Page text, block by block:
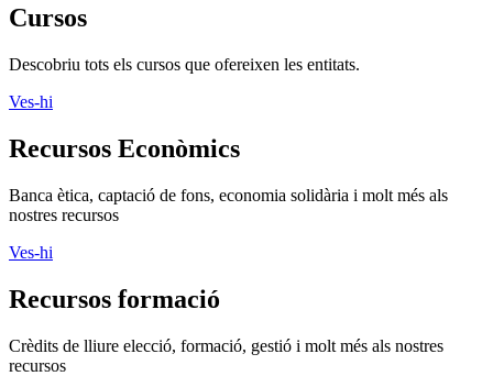
Cursos
Descobriu tots els cursos que ofereixen les entitats.
Ves-hi
Recursos Econòmics
Banca ètica, captació de fons, economia solidària i molt més als
nostres recursos
Ves-hi
Recursos formació
Crèdits de lliure elecció, formació, gestió i molt més als nostres
recursos